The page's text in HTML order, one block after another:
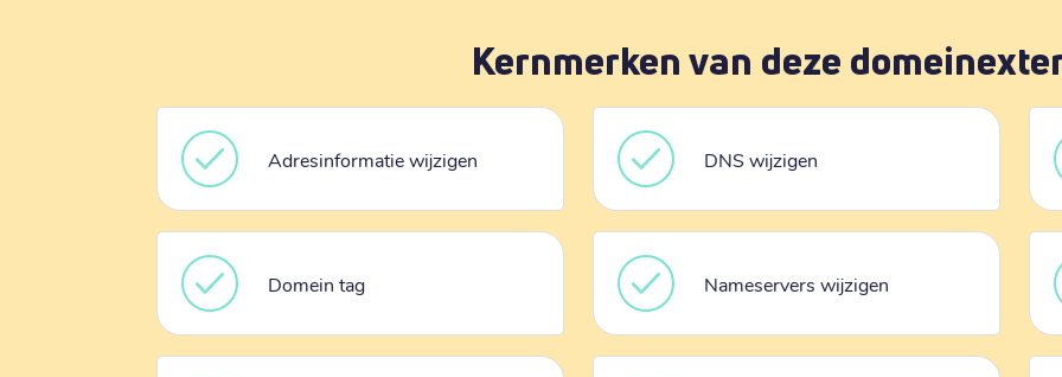
Kernmerken van deze
Adresinformatie wijzigen DNS wijzigen
Domein tag Nameservers wijzigen